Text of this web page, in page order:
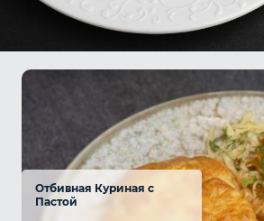
Отбивная Куриная с
Пастой